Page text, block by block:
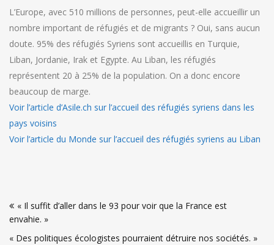
L’Europe, avec 510 millions de personnes, peut-elle accueillir un
nombre important de réfugiés et de migrants ? Oui, sans aucun
doute. 95% des réfugiés Syriens sont accueillis en Turquie,
Liban, Jordanie, Irak et Egypte. Au Liban, les réfugiés
représentent 20 à 25% de la population. On a donc encore
beaucoup de marge.
Voir l’article d’Asile.ch sur l’accueil des réfugiés syriens dans les
pays voisins
Voir l’article du Monde sur l’accueil des réfugiés syriens au Liban
de
l’article
« Il suffit d’aller dans le 93 pour voir que la France est
envahie. »
« Des politiques écologistes pourraient détruire nos sociétés. »